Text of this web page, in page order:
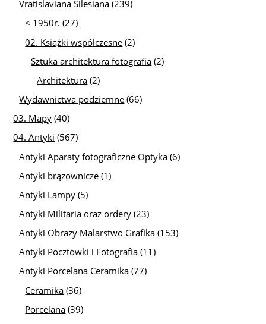
Vratislaviana Silesiana (239)
< 1950r. (27)
02. Książki współczesne (2)
Sztuka architektura fotografia (2)
Architektura (2)
Wydawnictwa podziemne (66)
03. Mapy (40)
04. Antyki (567)
Antyki Aparaty fotograficzne Optyka (6)
Antyki brązownicze (1)
Antyki Lampy (5)
Antyki Militaria oraz ordery (23)
Antyki Obrazy Malarstwo Grafika (153)
Antyki Pocztówki i Fotografia (11)
Antyki Porcelana Ceramika (77)
Ceramika (36)
Porcelana (39)